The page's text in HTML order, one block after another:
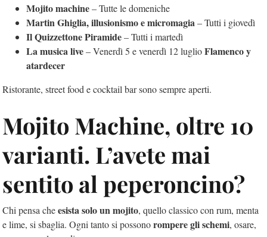
Mojito machine– Tutte le domeniche
Martin Ghiglia, illusionismo e micromagia– Tutti i giovedì
Il Quizzettone Piramide– Tutti i martedì
La musica live– Venerdì 5 e venerdì 12 luglioFlamenco y
atardecer
Ristorante, street food e cocktail bar sono sempre aperti.
Mojito Machine, oltre 10
varianti. L’avete mai
sentito al peperoncino?
Chi pensa cheesista solo un mojito, quello classico con rum, menta
e lime, si sbaglia. Ogni tanto si possonorompere gli schemi, osare,